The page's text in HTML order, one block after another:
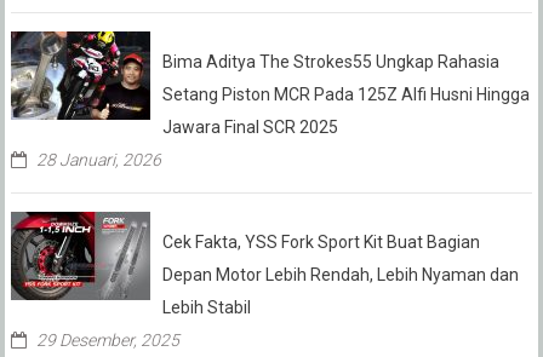
Bima Aditya The Strokes55 Ungkap Rahasia
Setang Piston MCR Pada 125Z Alfi Husni Hingga
Jawara Final SCR 2025
28 Januari, 2026
Cek Fakta, YSS Fork Sport Kit Buat Bagian
Depan Motor Lebih Rendah, Lebih Nyaman dan
Lebih Stabil
29 Desember, 2025